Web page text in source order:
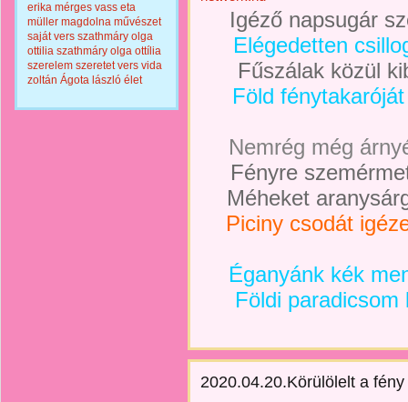
erika mérges vass eta
müller magdolna művészet
saját vers szathmáry olga
ottilia szathmáry olga ottília
szerelem szeretet vers vida
zoltán Ágota lászló élet
Igéző napsugár
Elégedetten
Fűszálak közül
Föld
Nemrég még
Fényre
Méheket
Piciny csodát
Éganyánk kék
Földi
2020.04.20.Körülölelt a